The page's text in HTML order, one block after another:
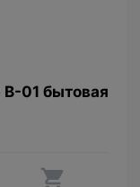
В-01 бытовая